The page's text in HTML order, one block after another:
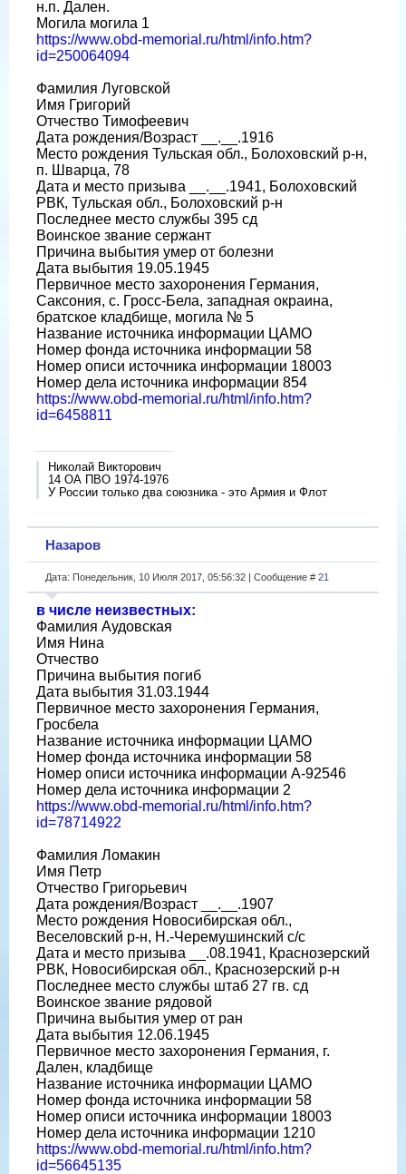
н.п. Дален.
Могила могила 1
https://www.obd-memorial.ru/html/info.htm?
id=250064094
Фамилия Луговской
Имя Григорий
Отчество Тимофеевич
Дата рождения/Возраст __.__.1916
Место рождения Тульская обл., Болоховский р-н,
п. Шварца, 78
Дата и место призыва __.__.1941, Болоховский
РВК, Тульская обл., Болоховский р-н
Последнее место службы 395 сд
Воинское звание сержант
Причина выбытия умер от болезни
Дата выбытия 19.05.1945
Первичное место захоронения Германия,
Саксония, с. Гросс-Бела, западная окраина,
братское кладбище, могила № 5
Название источника информации ЦАМО
Номер фонда источника информации 58
Номер описи источника информации 18003
Номер дела источника информации 854
https://www.obd-memorial.ru/html/info.htm?
id=6458811
Николай Викторович
14 ОА ПВО 1974-1976
У России только два союзника - это Армия и Флот
Назаров
Дата: Понедельник, 10 Июля 2017, 05:56:32 | Сообщение # 21
в числе неизвестных:
Фамилия Аудовская
Имя Нина
Отчество
Причина выбытия погиб
Дата выбытия 31.03.1944
Первичное место захоронения Германия,
Гросбела
Название источника информации ЦАМО
Номер фонда источника информации 58
Номер описи источника информации A-92546
Номер дела источника информации 2
https://www.obd-memorial.ru/html/info.htm?
id=78714922
Фамилия Ломакин
Имя Петр
Отчество Григорьевич
Дата рождения/Возраст __.__.1907
Место рождения Новосибирская обл.,
Веселовский р-н, Н.-Черемушинский с/с
Дата и место призыва __.08.1941, Краснозерский
РВК, Новосибирская обл., Краснозерский р-н
Последнее место службы штаб 27 гв. сд
Воинское звание рядовой
Причина выбытия умер от ран
Дата выбытия 12.06.1945
Первичное место захоронения Германия, г.
Дален, кладбище
Название источника информации ЦАМО
Номер фонда источника информации 58
Номер описи источника информации 18003
Номер дела источника информации 1210
https://www.obd-memorial.ru/html/info.htm?
id=56645135